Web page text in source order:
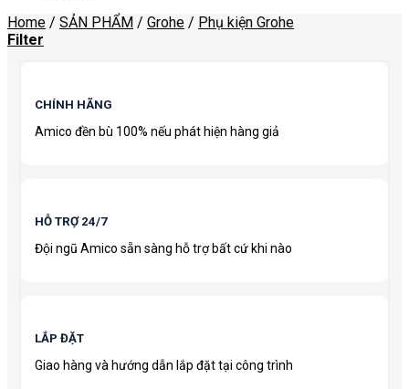
Home / SẢN PHẨM / Grohe / Phụ kiện Grohe
Filter
CHÍNH HÃNG
Amico đền bù 100% nếu phát hiện hàng giả
HỖ TRỢ 24/7
Đội ngũ Amico sẵn sàng hỗ trợ bất cứ khi nào
LẮP ĐẶT
Giao hàng và hướng dẫn lắp đặt tại công trình